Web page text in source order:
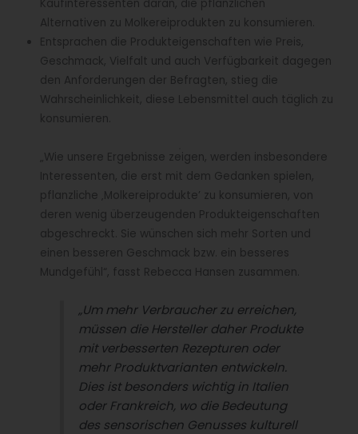
Kaufinteressenten daran, die pflanzlichen
Alternativen zu Molkereiprodukten zu konsumieren.
Entsprachen die Produkteigenschaften wie Preis,
Geschmack, Vielfalt und auch Verfügbarkeit dagegen
den Anforderungen der Befragten, stieg die
Wahrscheinlichkeit, diese Lebensmittel auch täglich zu
konsumieren.
„Wie unsere Ergebnisse zeigen, werden insbesondere
Interessenten, die erst mit dem Gedanken spielen,
pflanzliche ‚Molkereiprodukte’ zu konsumieren, von
deren wenig überzeugenden Produkteigenschaften
abgeschreckt. Sie wünschen sich mehr Sorten und
einen besseren Geschmack bzw. ein besseres
Mundgefühl“, fasst Rebecca Hansen zusammen.
„Um mehr Verbraucher zu erreichen,
müssen die Hersteller daher Produkte
mit verbesserten Rezepturen oder
mehr Produktvarianten entwickeln.
Dies ist besonders wichtig in Italien
oder Frankreich, wo die Bedeutung
des sensorischen Genusses kulturell